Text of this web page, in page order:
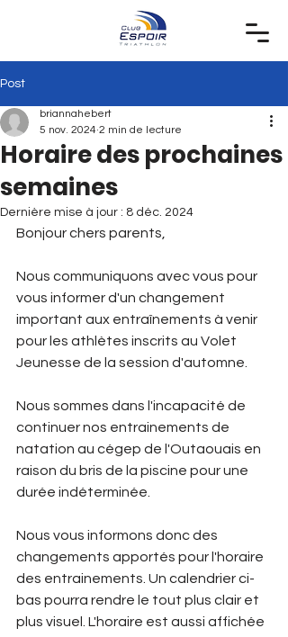
Post
Horaire des prochaines
semaines
briannahebert
5 nov. 2024 2 min de lecture
Dernière mise à jour : 8 déc. 2024
Bonjour chers parents,
Nous communiquons avec vous pour
vous informer d'un changement
important aux entraînements à venir
pour les athlètes inscrits au Volet
Jeunesse de la session d'automne.
Nous sommes dans l'incapacité de
continuer nos entrainements de
natation au cégep de l'Outaouais en
raison du bris de la piscine pour une
durée indéterminée.
Nous vous informons donc des
changements apportés pour l'horaire
des entrainements. Un calendrier ci-
bas pourra rendre le tout plus clair et
plus visuel. L'horaire est aussi affichée